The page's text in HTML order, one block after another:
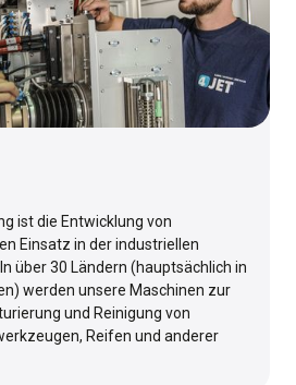
ist die Entwicklung von
Einsatz in der industriellen
über 30 Ländern (hauptsächlich in
werden unsere Maschinen zur
und Reinigung von
Reifen und anderer